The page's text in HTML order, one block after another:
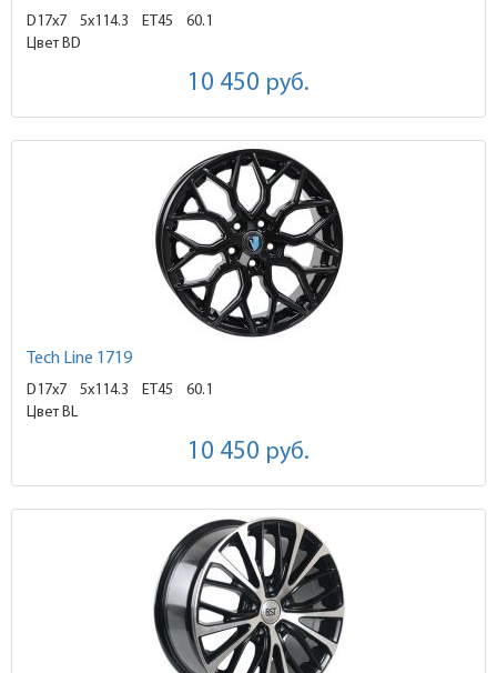
D17x7 5x114.3 ET45
60.1
Цвет BD
10 450 руб.
Tech Line 1719
D17x7 5x114.3 ET45
60.1
Цвет BL
10 450 руб.